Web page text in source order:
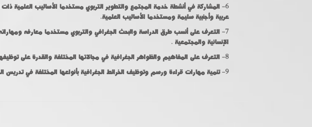
6- المشاركة في أنشطة خدمة المجتمع والتطوير التربوي مستخدما الأساليب العلمية
عربية وأجنبية سليمة ومستخدما الأساليب العلمية.
7- التعرف على أنسب طرق الدراسة والبحث الجغرافي والتربوي مستخدما معارفه
الإنسانية والمجتمعية .
8- التعرف على المفاهيم والظواهر الجغرافية في مجالاتها المختلفة والقدرة على توظيفها في مجال التخصص.
9- تنمية مهارات قراءة ورسم وتوظيف الخرائط الجغرافية بأنواعها المختلفة في تدريس الجغرافيا.